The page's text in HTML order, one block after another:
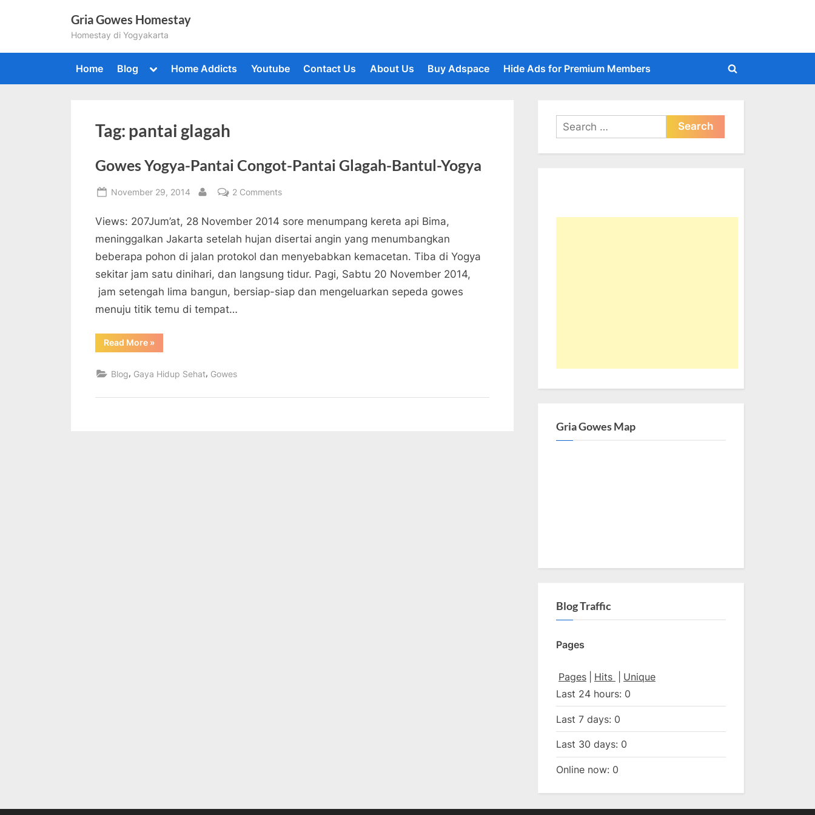
Gria Gowes Homestay
Homestay di Yogyakarta
Home Blog
Toggle
menu
Home Addicts Youtube Contact Us About Us Buy Adspace Hide Ads for Premium Members
Toggle
Tag: pantai glagah
Gowes Yogya-Pantai Congot-Pantai Glagah-Bantul-Yogya
Posted
November 29, 2014
By
2 Commentson
Yogya-
Pantai
Congot-
Glagah-
Bantul-
Views: 207Jum’at, 28 November 2014 sore menumpang kereta api Bima,
meninggalkan Jakarta setelah hujan disertai angin yang menumbangkan
beberapa pohon di jalan protokol dan menyebabkan kemacetan. Tiba di Yogya
sekitar jam satu dinihari, dan langsung tidur. Pagi, Sabtu 20 November 2014,
jam setengah lima bangun, bersiap-siap dan mengeluarkan sepeda gowes
menuju titik temu di tempat…
Read More“Gowes
Yogya-
Pantai
Yogya”
»
Blog, Gaya Hidup Sehat, Gowes
Search
for:
Gria Gowes Map
Blog Traffic
Pages
Pages Hits
Unique
Last 24 hours: 0
Last 7 days: 0
Last 30 days: 0
Online now: 0